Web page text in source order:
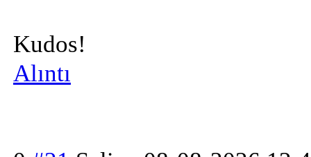
Kudos!
Alıntı